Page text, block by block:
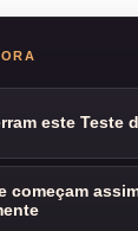
este Teste
começam